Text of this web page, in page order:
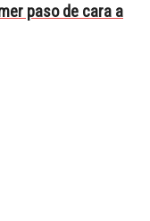
paso de cara a